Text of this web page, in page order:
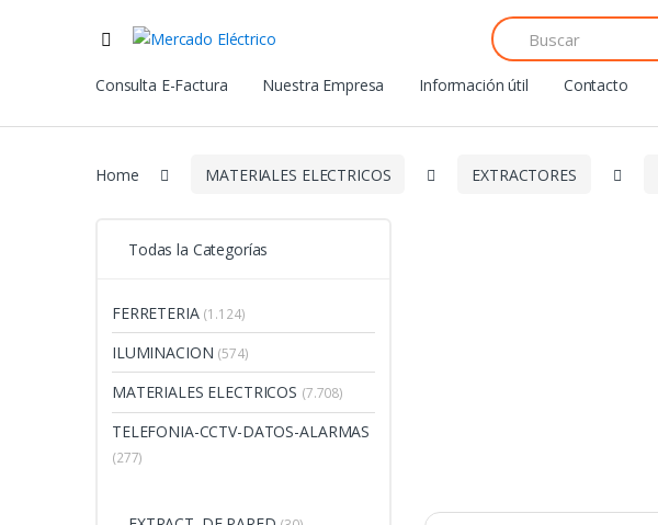
Search
for:
Consulta E-Factura
Nuestra Empresa Información útil Contacto
Home MATERIALES ELECTRICOS EXTRACTORES
Todas la Categorías
FERRETERIA (1.124)
ILUMINACION (574)
MATERIALES ELECTRICOS (7.708)
TELEFONIA-CCTV-DATOS-ALARMAS
(277)